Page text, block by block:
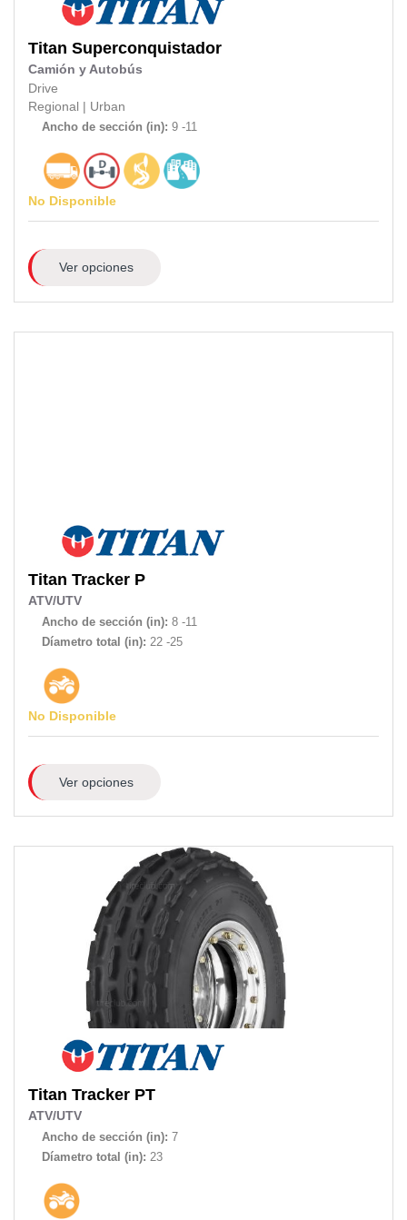
Titan Superconquistador
Camión y Autobús
Drive
Regional
Urban
Ancho de sección (in): 9 -11
No Disponible
Ver opciones
Titan Tracker P
ATV/UTV
Ancho de sección (in): 8 -11
Díametro total (in): 22 -25
No Disponible
Ver opciones
Titan Tracker PT
ATV/UTV
Ancho de sección (in): 7
Díametro total (in): 23